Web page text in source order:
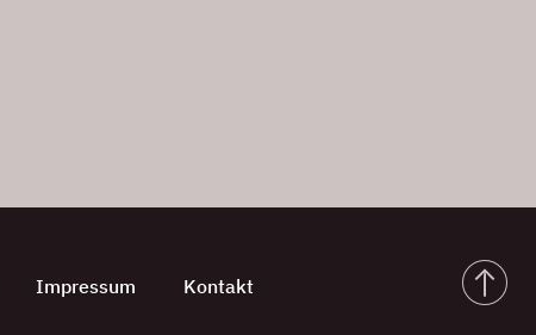
Impressum Kontakt